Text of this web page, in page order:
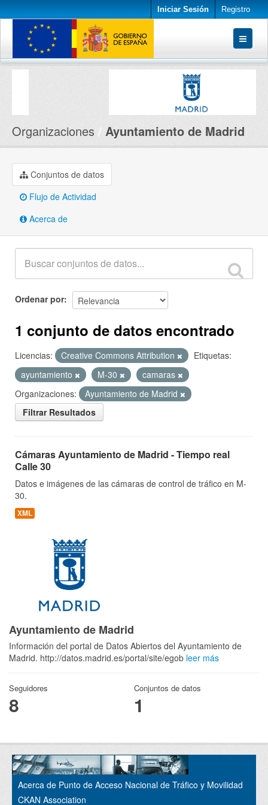
Iniciar Sesión Registro
Conjuntos de datos
Organizaciones Ayuntamiento de Madrid
Conjuntos de datos
Flujo de Actividad
Acerca de
Ordenar por
1 conjunto de datos encontrado
Licencias: Creative Commons Attribution
Etiquetas:
ayuntamiento
M-30
camaras
Organizaciones:
Ayuntamiento de Madrid
Filtrar Resultados
Cámaras Ayuntamiento de Madrid - Tiempo real
Calle 30
Datos e imágenes de las cámaras de control de tráfico en M-
30.
XML
Ayuntamiento de Madrid
Información del portal de Datos Abiertos del Ayuntamiento de
Madrid. http://datos.madrid.es/portal/site/egob leer más
Seguidores
8
Conjuntos de datos
1
Acerca de Punto de Acceso Nacional de Tráfico y Movilidad
CKAN Association